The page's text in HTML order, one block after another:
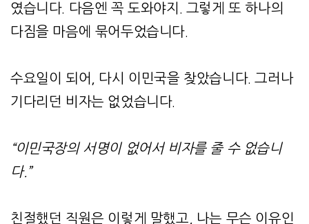
였습니다. 다음엔 꼭 도와야지. 그렇게 또 하나의
다짐을 마음에 묶어두었습니다.
수요일이 되어, 다시 이민국을 찾았습니다. 그러나
기다리던 비자는 없었습니다.
“이민국장의 서명이 없어서 비자를 줄 수 없습니
다.”
친절했던 직원은 이렇게 말했고, 나는 무슨 이유인